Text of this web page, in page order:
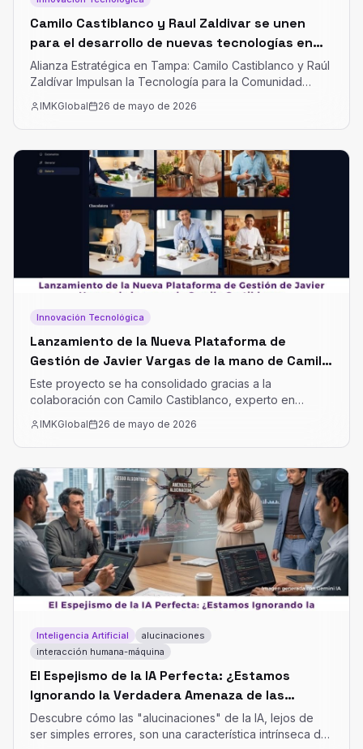
Camilo Castiblanco y Raul Zaldivar se unen
para el desarrollo de nuevas tecnologías en
Brandon y Tampa Florida
Alianza Estratégica en Tampa: Camilo Castiblanco y Raúl
Zaldívar Impulsan la Tecnología para la Comunidad
IMKGlobal 26 de mayo de 2026
Innovación Tecnológica
Lanzamiento de la Nueva Plataforma de
Gestión de Javier Vargas de la mano de Camilo
Castiblanco
Este proyecto se ha consolidado gracias a la
colaboración con Camilo Castiblanco, experto en
tecnológicas y asesoría especializada.
IMKGlobal 26 de mayo de 2026
Inteligencia Artificial
alucinaciones
interacción humana-máquina
El Espejismo de la IA Perfecta: ¿Estamos
Ignorando la Verdadera Amenaza de las
Alucinaciones?
Descubre cómo las "alucinaciones" de la IA, lejos de
ser simples errores, son una característica intrínseca de